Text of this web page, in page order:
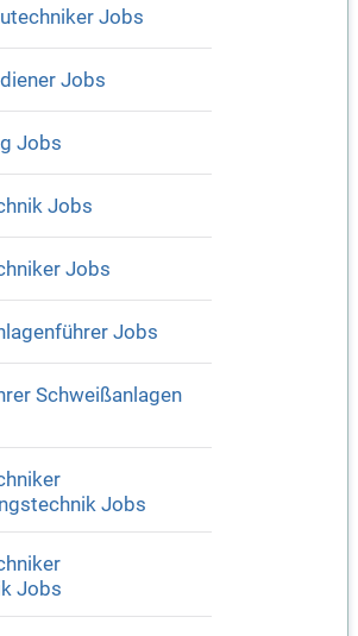
Jobs
Jobs
Jobs
Jobs
Jobs
Jobs
Schweißanlagen
Jobs
Jobs